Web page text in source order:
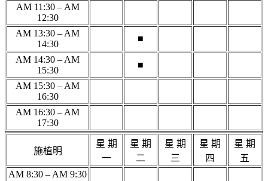
AM 11:30 – AM
12:30
AM 13:30 – AM
14:30
■
AM 14:30 – AM
15:30
■
AM 15:30 – AM
16:30
AM 16:30 – AM
17:30
施植明
星 期
一
星 期
二
星 期
三
星 期
四
星 期
五
AM 8:30 – AM 9:30